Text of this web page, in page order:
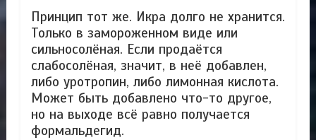
Принцип тот же. Икра долго не хранится.
Только в замороженном виде или
сильносолёная. Если продаётся
слабосолёная, значит, в неё добавлен,
либо уротропин, либо лимонная кислота.
Может быть добавлено что-то другое,
но на выходе всё равно получается
формальдегид.